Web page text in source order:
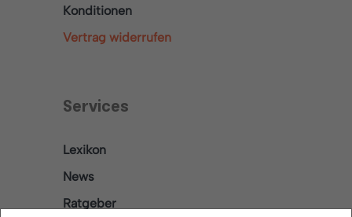
Konditionen
Vertrag widerrufen
Services
Lexikon
News
Ratgeber